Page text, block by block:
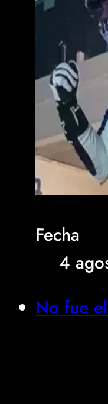
Fecha
4
No fue